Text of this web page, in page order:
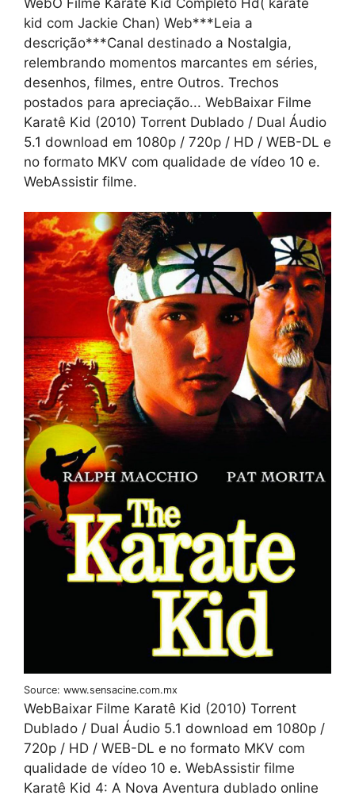
kid com Jackie Chan) Web***Leia a
descrição***Canal destinado a Nostalgia,
relembrando momentos marcantes em séries,
desenhos, filmes, entre Outros. Trechos
postados para apreciação... WebBaixar Filme
Karatê Kid (2010) Torrent Dublado / Dual Áudio
5.1 download em 1080p / 720p / HD / WEB-DL e
no formato MKV com qualidade de vídeo 10 e.
WebAssistir filme.
Source: www.sensacine.com.mx
WebBaixar Filme Karatê Kid (2010) Torrent
Dublado / Dual Áudio 5.1 download em 1080p /
720p / HD / WEB-DL e no formato MKV com
qualidade de vídeo 10 e. WebAssistir filme
Karatê Kid 4: A Nova Aventura dublado online